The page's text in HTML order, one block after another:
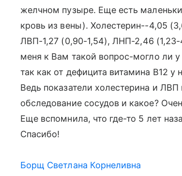
желчном пузыре. Еще есть
кровь из вены). Холестерин--4,05
ЛВП-1,27 (0,90-1,54), ЛНП-2,46 (1,23-
меня к Вам такой вопрос-могло ли
так как от дефицита витамина В12
Ведь показатели холестерина и
обследование сосудов и какое?
Еще вспомнила, что где-то 5 лет
Спасибо!
Борщ Светлана Корнеливна